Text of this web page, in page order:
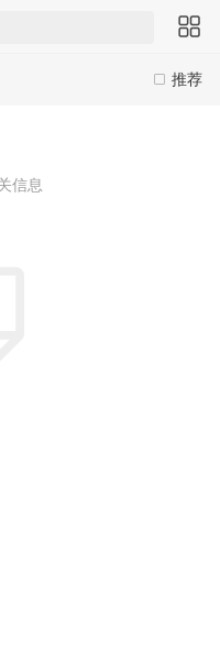
推荐
信息